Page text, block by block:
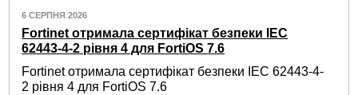
6 СЕРПНЯ 2026
Fortinet отримала сертифікат безпеки IEC
62443-4-2 рівня 4 для FortiOS 7.6
Fortinet отримала сертифікат безпеки IEC 62443-4-
2 рівня 4 для FortiOS 7.6